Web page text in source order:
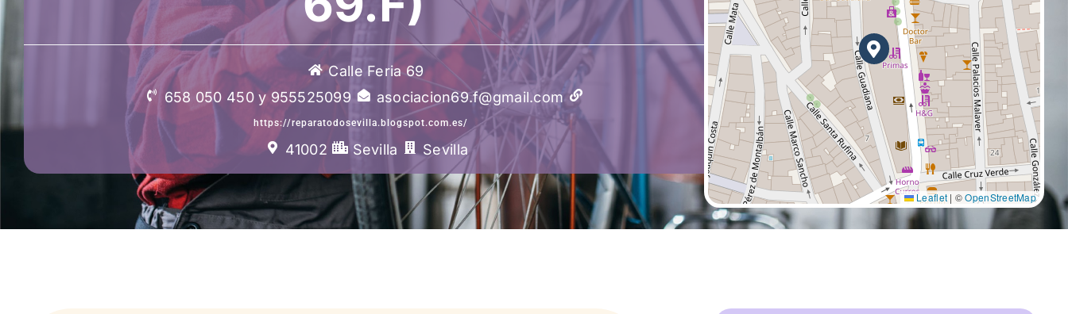
Calle Feria 69
658 050 450 y 955525099
asociacion69.f@gmail.com
https://reparatodosevilla.blogspot.com.es/
41002 Sevilla Sevilla
Leaflet | ©OpenStreetMap